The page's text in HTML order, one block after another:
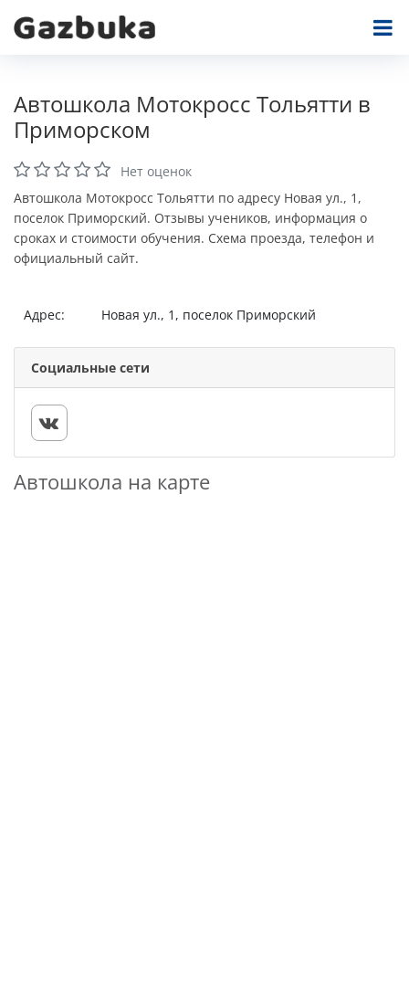
Автошкола Мотокросс Тольятти в
Приморском
Нет оценок
Автошкола Мотокросс Тольятти по адресу Новая ул., 1,
поселок Приморский. Отзывы учеников, информация о
сроках и стоимости обучения. Схема проезда, телефон и
официальный сайт.
Адрес: Новая ул., 1, поселок Приморский
Социальные сети
Автошкола на карте